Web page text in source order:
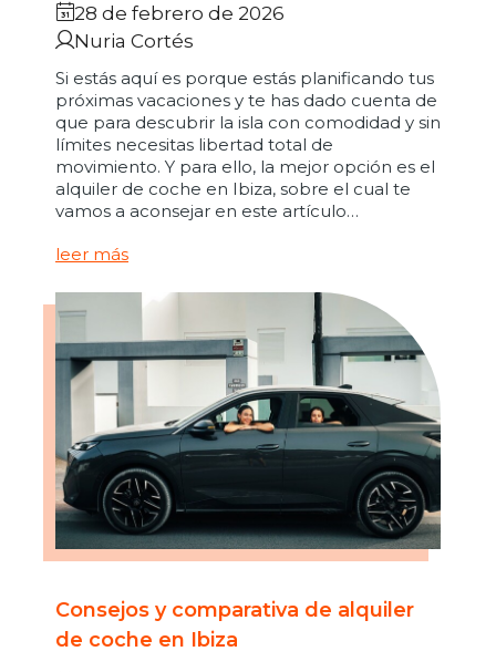
28 de febrero de 2026
Nuria Cortés
Si estás aquí es porque estás planificando tus
próximas vacaciones y te has dado cuenta de
que para descubrir la isla con comodidad y sin
límites necesitas libertad total de
movimiento. Y para ello, la mejor opción es el
alquiler de coche en Ibiza, sobre el cual te
vamos a aconsejar en este artículo…
leer más
Consejos y comparativa de alquiler
de coche en Ibiza